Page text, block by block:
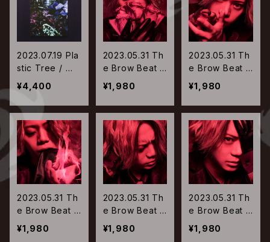
2023.07.19 Pla
stic Tree / 痣
花【完全生産限
定盤】
¥4,400
2023.05.31 Th
e Brow Beat /
ラブレター【Typ
e-05】
¥1,980
2023.05.31 Th
e Brow Beat /
ラブレター【Typ
e-04】
¥1,980
2023.05.31 Th
e Brow Beat /
ラブレター【Typ
e-03】
¥1,980
2023.05.31 Th
e Brow Beat /
ラブレター【Typ
e-02】
¥1,980
2023.05.31 Th
e Brow Beat /
ラブレター【Typ
e-01】
¥1,980